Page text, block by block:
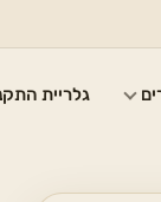
גלריית